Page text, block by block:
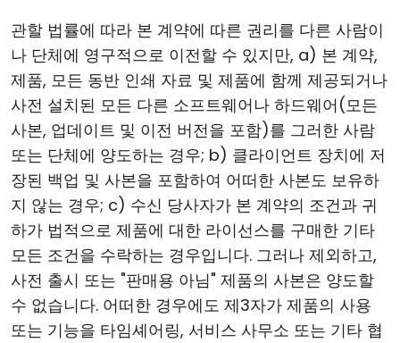
관할 법률에 따라 본 계약에 따른 권리를 다른 사람이
나 단체에 영구적으로 이전할 수 있지만, a) 본 계약,
제품, 모든 동반 인쇄 자료 및 제품에 함께 제공되거나
사전 설치된 모든 다른 소프트웨어나 하드웨어(모든
사본, 업데이트 및 이전 버전을 포함)를 그러한 사람
또는 단체에 양도하는 경우; b) 클라이언트 장치에 저
장된 백업 및 사본을 포함하여 어떠한 사본도 보유하
지 않는 경우; c) 수신 당사자가 본 계약의 조건과 귀
하가 법적으로 제품에 대한 라이선스를 구매한 기타
모든 조건을 수락하는 경우입니다. 그러나 제외하고,
사전 출시 또는 "판매용 아님" 제품의 사본은 양도할
수 없습니다. 어떠한 경우에도 제3자가 제품의 사용
또는 기능을 타임셰어링, 서비스 사무소 또는 기타 협